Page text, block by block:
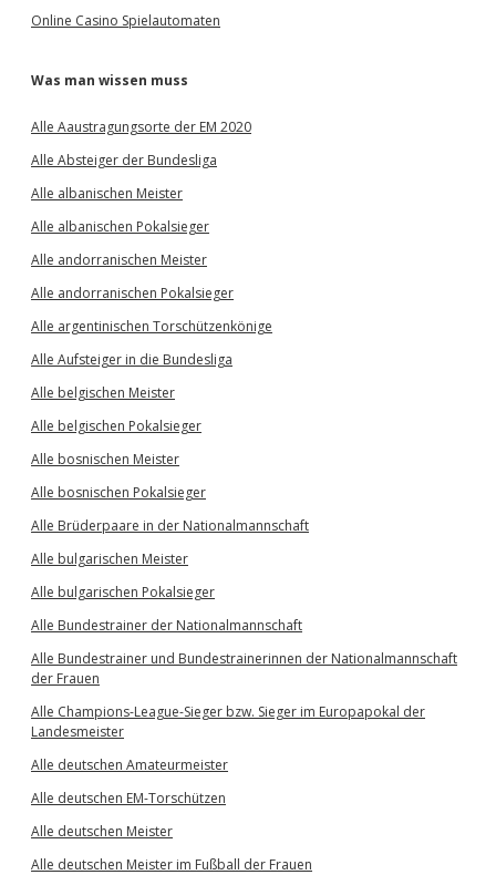
Online Casino Spielautomaten
Was man wissen muss
Alle Aaustragungsorte der EM 2020
Alle Absteiger der Bundesliga
Alle albanischen Meister
Alle albanischen Pokalsieger
Alle andorranischen Meister
Alle andorranischen Pokalsieger
Alle argentinischen Torschützenkönige
Alle Aufsteiger in die Bundesliga
Alle belgischen Meister
Alle belgischen Pokalsieger
Alle bosnischen Meister
Alle bosnischen Pokalsieger
Alle Brüderpaare in der Nationalmannschaft
Alle bulgarischen Meister
Alle bulgarischen Pokalsieger
Alle Bundestrainer der Nationalmannschaft
Alle Bundestrainer und Bundestrainerinnen der Nationalmannschaft
der Frauen
Alle Champions-League-Sieger bzw. Sieger im Europapokal der
Landesmeister
Alle deutschen Amateurmeister
Alle deutschen EM-Torschützen
Alle deutschen Meister
Alle deutschen Meister im Fußball der Frauen